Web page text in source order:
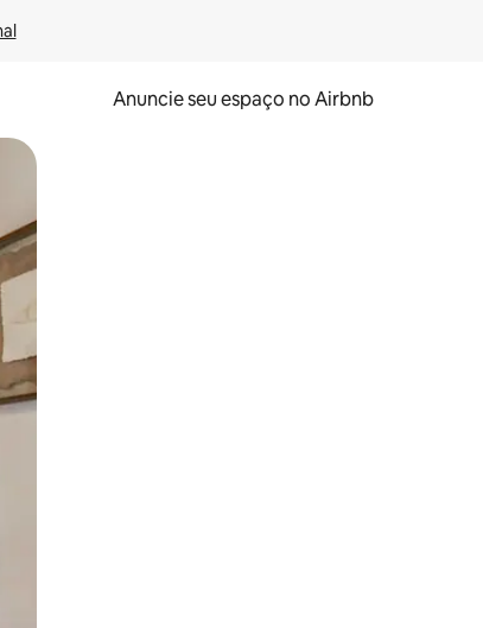
Anuncie seu espaço no Airbnb
o dedo na tela.